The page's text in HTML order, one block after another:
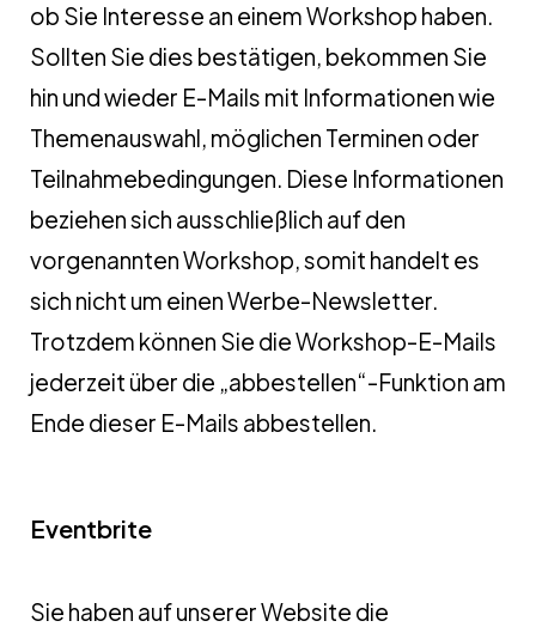
ob Sie Interesse an einem Workshop haben.
Sollten Sie dies bestätigen, bekommen Sie
hin und wieder E-Mails mit Informationen wie
Themenauswahl, möglichen Terminen oder
Teilnahmebedingungen. Diese Informationen
beziehen sich ausschließlich auf den
vorgenannten Workshop, somit handelt es
sich nicht um einen Werbe-Newsletter.
Trotzdem können Sie die Workshop-E-Mails
jederzeit über die „abbestellen“-Funktion am
Ende dieser E-Mails abbestellen.
Eventbrite
Sie haben auf unserer Website die